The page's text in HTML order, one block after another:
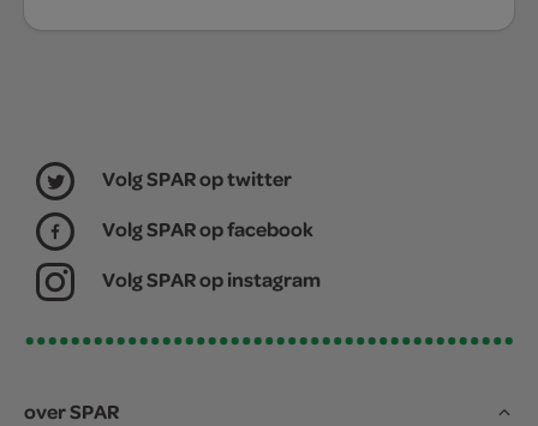
Volg SPAR op twitter
Volg SPAR op facebook
Volg SPAR op instagram
over SPAR